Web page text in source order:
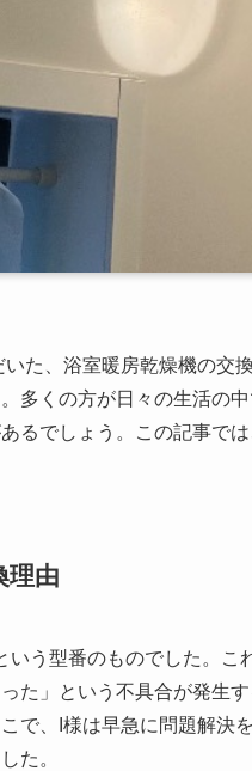
た、浴室暖房乾燥機の交
多くの方が日々の生活の
るでしょう。この記事で
理由
う型番のものでした。こ
た」という不具合が発生
で、I様は早急に問題解決
た。